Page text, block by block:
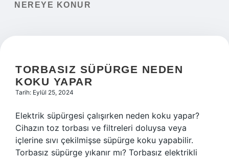
NEREYE KONUR
TORBASIZ SÜPÜRGE NEDEN
KOKU YAPAR
Tarih: Eylül 25, 2024
Elektrik süpürgesi çalışırken neden koku yapar?
Cihazın toz torbası ve filtreleri doluysa veya
içlerine sıvı çekilmişse süpürge koku yapabilir.
Torbasız süpürge yıkanır mı? Torbasız elektrikli